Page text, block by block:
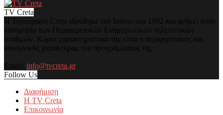
TV Creta
Η Τηλεόραση Creta ιδρύθηκε τον Ιούνιο του 1992 και ανήκει στην
κατηγορία των Περιφερειακών Ενημερωτικών τηλεοπτικών
σταθμών. Κύρια χαρακτηριστικά της είναι ο περιφερειακός και
κοινωνικός χαρακτήρας του προγράμματος της.
Email: info@tvcreta.gr
Follow Us
Διαφήμιση
Η TV Creta
Επικοινωνία